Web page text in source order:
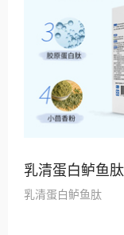
乳清蛋白鲈鱼肽
乳清蛋白鲈鱼肽